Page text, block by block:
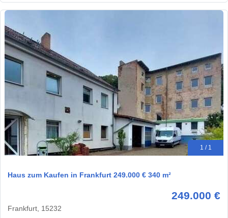
1 / 1
Haus zum Kaufen in Frankfurt 249.000 € 340 m²
249.000 €
Frankfurt, 15232